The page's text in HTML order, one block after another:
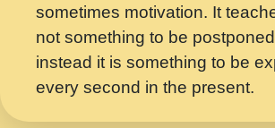
लडल ज बल ल क ज न लग Sadhvi
7.9.2021 जवल नगर दलल #बसर.mp3
सख भ मझ पयर ह दख भ मझ पयर
sometimes motivation. It
not something to be
instead it is something to be
every second in the present.